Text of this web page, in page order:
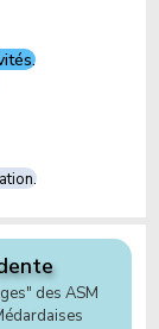
des ASM